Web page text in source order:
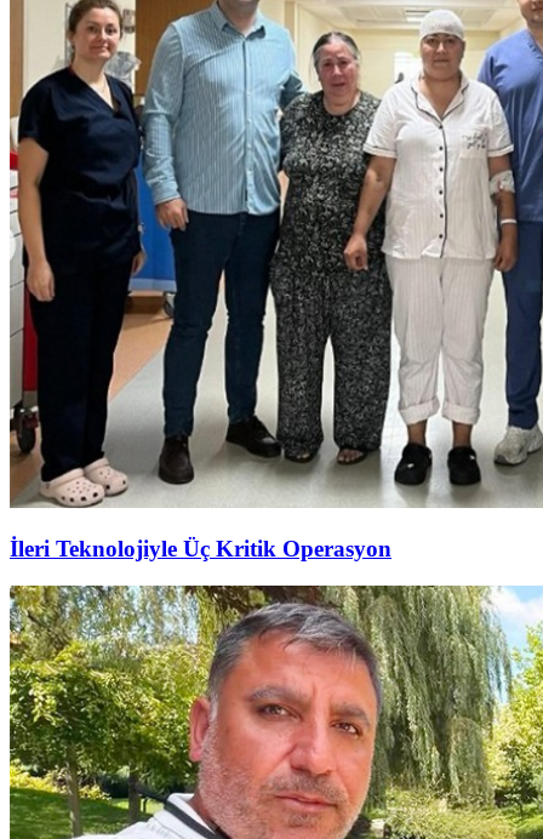
İleri Teknolojiyle Üç Kritik Operasyon